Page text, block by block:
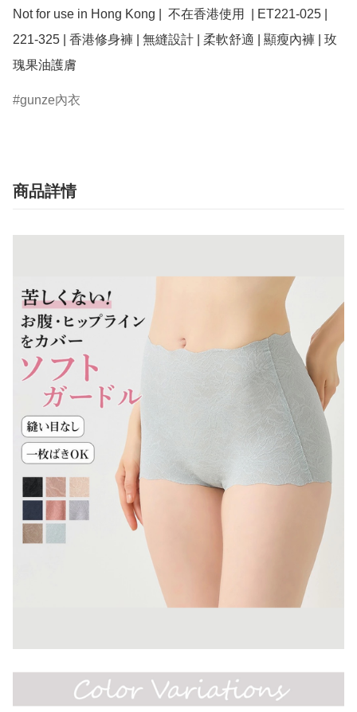
Not for use in Hong Kong |  不在香港使用  | ET221-025 |
221-325 | 香港修身褲 | 無縫設計 | 柔軟舒適 | 顯瘦內褲 | 玫
瑰果油護膚
gunze內衣
商品詳情